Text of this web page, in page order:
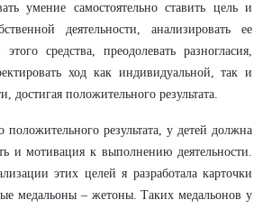
умение самостоятельно ставить цель и
деятельности, анализировать ее
средства, преодолевать разногласия,
ход как индивидуальной, так и
достигая положительного результата.
результата, у детей должна
и мотивация к выполнению деятельности.
этих целей я разработала карточки
медальоны – жетоны. Таких медальонов у